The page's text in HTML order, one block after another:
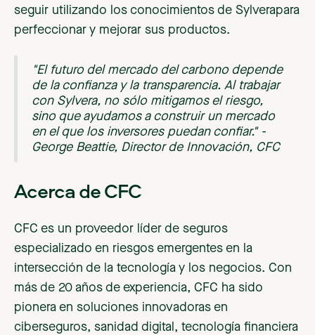
seguir utilizando los conocimientos de Sylverapara
perfeccionar y mejorar sus productos.
"El futuro del mercado del carbono depende
de la confianza y la transparencia. Al trabajar
con Sylvera, no sólo mitigamos el riesgo,
sino que ayudamos a construir un mercado
en el que los inversores puedan confiar." -
George Beattie, Director de Innovación, CFC
Acerca de CFC
CFC es un proveedor líder de seguros
especializado en riesgos emergentes en la
intersección de la tecnología y los negocios. Con
más de 20 años de experiencia, CFC ha sido
pionera en soluciones innovadoras en
ciberseguros, sanidad digital, tecnología financiera